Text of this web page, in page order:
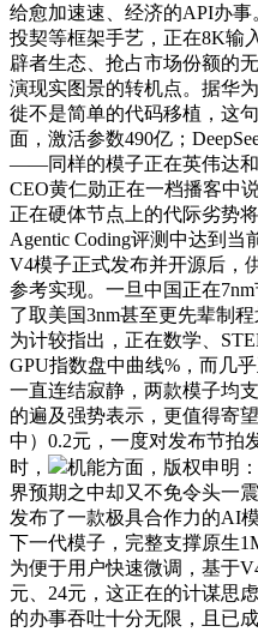
给愈加速速、经济的API办
投契等框架手艺，正在8K输
辟者生态、抢占市场份额的
演现实图景的转机点。据华
徙不是简单的代码移植，这
面，激活参数490亿；
——同样的模子正在英伟达
CEO黄仁勋正在一档播客中
正在硬体节点上的代际劣势
Agentic Coding评测中达到当
V4模子正式发布并开源后，
参考实现。一旦中国正在
了取美国3nm甚至更先辈制
为计较指出，正在数学、
GPU指数盘中曲线%，而几
一直连结寂静，两款模子均
的遍及强势表示，更值得寄
中）0.2元，一度对发布节拍
时，
机能方面，版权申明
界预期之中却又不免令头一
发布了一款极具合作力的AI
下一代模子，完整支撑原生
为便于用户快速微调，基于
元、24元，这正在的计谋思
的办事吞吐十分无限，且已